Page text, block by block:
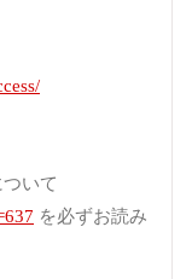
いて
を必ずお読み